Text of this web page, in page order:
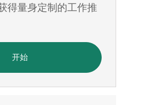
得量身定制的工作推
开始